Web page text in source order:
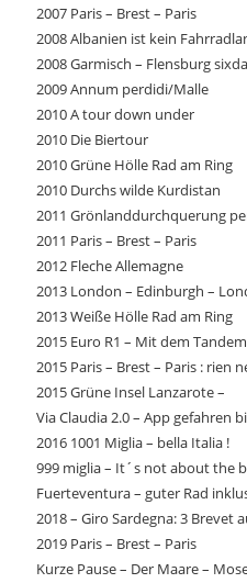
2007 Paris – Brest – Paris
2008 Albanien ist kein
2008 Garmisch – Flensburg
2009 Annum perdidi/Malle
2010 A tour down under
2010 Die Biertour
2010 Grüne Hölle Rad am Ring
2010 Durchs wilde Kurdistan
2011 Grönlanddurchquerung
2011 Paris – Brest – Paris
2012 Fleche Allemagne
2013 London – Edinburgh –
2013 Weiße Hölle Rad am Ring
2015 Euro R1 – Mit dem
2015 Paris – Brest – Paris : rien
2015 Grüne Insel Lanzarote –
Via Claudia 2.0 – App gefahren
2016 1001 Miglia – bella Italia !
999 miglia – It´s not about the
Fuerteventura – guter Rad
2018 – Giro Sardegna: 3 Brevet
2019 Paris – Brest – Paris
Kurze Pause – Der Maare –